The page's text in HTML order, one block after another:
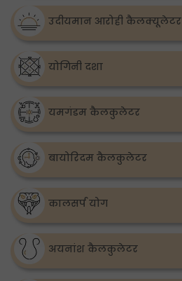
उदीयमान आरोही कैलक्यूलेटर
योगिनी दशा
यमगंडम कैलकुलेटर
बायोरिदम कैलकुलेटर
कालसर्प योग
अयनांश कैलकुलेटर